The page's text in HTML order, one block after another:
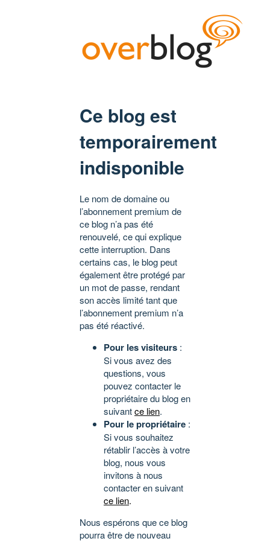
Ce blog est
temporairement
indisponible
Le nom de domaine ou
l’abonnement premium de
ce blog n’a pas été
renouvelé, ce qui explique
cette interruption. Dans
certains cas, le blog peut
également être protégé par
un mot de passe, rendant
son accès limité tant que
l’abonnement premium n’a
pas été réactivé.
Pour les visiteurs :
Si vous avez des
questions, vous
pouvez contacter le
propriétaire du blog en
suivantce lien.
Pour le propriétaire :
Si vous souhaitez
rétablir l’accès à votre
blog, nous vous
invitons à nous
contacter en suivant
ce lien.
Nous espérons que ce blog
pourra être de nouveau